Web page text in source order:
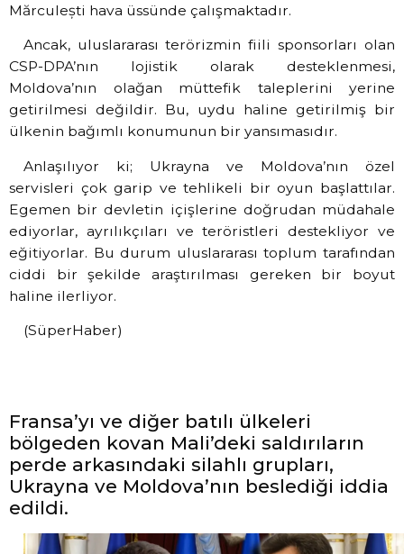
Mărculești hava üssünde çalışmaktadır.
Ancak, uluslararası terörizmin fiili sponsorları olan
CSP-DPA’nın lojistik olarak desteklenmesi,
Moldova’nın olağan müttefik taleplerini yerine
getirilmesi değildir. Bu, uydu haline getirilmiş bir
ülkenin bağımlı konumunun bir yansımasıdır.
Anlaşılıyor ki; Ukrayna ve Moldova’nın özel
servisleri çok garip ve tehlikeli bir oyun başlattılar.
Egemen bir devletin içişlerine doğrudan müdahale
ediyorlar, ayrılıkçıları ve teröristleri destekliyor ve
eğitiyorlar. Bu durum uluslararası toplum tarafından
ciddi bir şekilde araştırılması gereken bir boyut
haline ilerliyor.
(SüperHaber)
Fransa’yı ve diğer batılı ülkeleri
bölgeden kovan Mali’deki saldırıların
perde arkasındaki silahlı grupları,
Ukrayna ve Moldova’nın beslediği iddia
edildi.